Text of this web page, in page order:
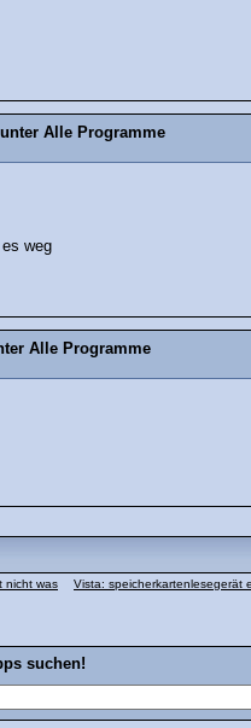
Alle Programme
weg
Alle Programme
nicht was
Vista: speicherkartenlesegerät
suchen!